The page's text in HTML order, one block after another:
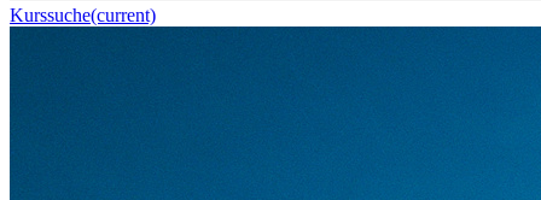
Kurssuche(current)